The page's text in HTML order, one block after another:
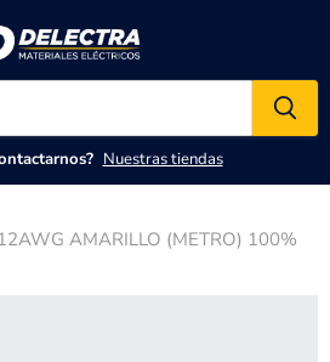
Nuestras tiendas
AMARILLO (METRO) 100%